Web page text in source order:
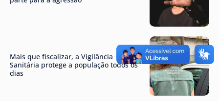
Mais que fiscalizar, a Vigilância
Sanitária protege a população todos os
dias